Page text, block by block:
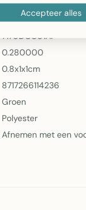
7170DCC01AP
0.280000
0.8x1x1cm
8717266114236
Groen
Polyester
Afnemen met een
Accepteer alles